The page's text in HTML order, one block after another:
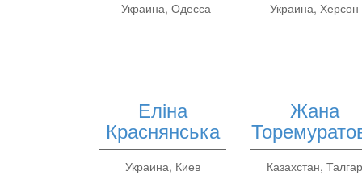
Украина, Одесса Украина, Херсон
Еліна
Краснянська
Украина, Киев
Жана
Казахстан, Талгар